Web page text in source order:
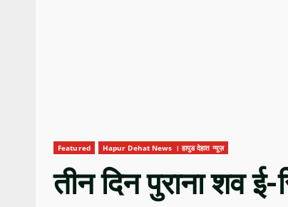
Featured Hapur Dehat News । हापुड देहात न्यूज़
तीन दिन पुराना शव ई-